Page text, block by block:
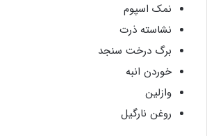
نمک اسپوم
نشاسته ذرت
برگ درخت سنجد
خوردن انبه
وازلین
روغن نارگیل